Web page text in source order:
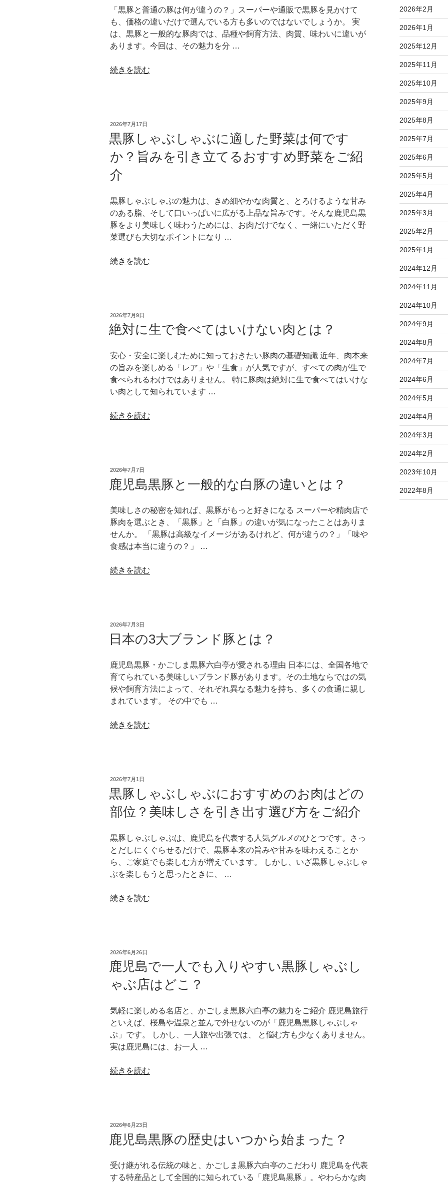
名
物
と
黒
し
ゃ
ぶ
の
魅
力”
の
危
な
い？
安
全
に
美
食
べ
た
め
ポ
イ
ン
ト
ご
「黒豚と普通の豚は何が違うの？」スーパーや通販で黒豚を見かけて
も、価格の違いだけで選んでいる方も多いのではないでしょうか。 実
は、黒豚と一般的な豚肉では、品種や飼育方法、肉質、味わいに違いが
あります。今回は、その魅力を分 …
“黒
の
違
い
は
で
す
か？
味・
質・
わ
か
や
す
く
解
の
続きを読む
投
稿
日:
2026年7月17日
黒豚しゃぶしゃぶに適した野菜は何です
か？旨みを引き立てるおすすめ野菜をご紹
介
黒豚しゃぶしゃぶの魅力は、きめ細やかな肉質と、とろけるような甘み
のある脂、そして口いっぱいに広がる上品な旨みです。そんな鹿児島黒
豚をより美味しく味わうためには、お肉だけでなく、一緒にいただく野
菜選びも大切なポイントになり …
“黒
ゃ
に
適
し
た
菜
か？
旨
を
引
き
立
る
め
野
菜
ご
紹
介”
の
続きを読む
投
稿
日:
2026年7月9日
絶対に生で食べてはいけない肉とは？
安心・安全に楽しむために知っておきたい豚肉の基礎知識 近年、肉本来
の旨みを楽しめる「レア」や「生食」が人気ですが、すべての肉が生で
食べられるわけではありません。 特に豚肉は絶対に生で食べてはいけな
い肉として知られています …
“絶
べ
は
い
け
な
肉
続きを読む
投
日:
2026年7月7日
鹿児島黒豚と一般的な白豚の違いとは？
美味しさの秘密を知れば、黒豚がもっと好きになる スーパーや精肉店で
豚肉を選ぶとき、「黒豚」と「白豚」の違いが気になったことはありま
せんか。 「黒豚は高級なイメージがあるけれど、何が違うの？」「味や
食感は本当に違うの？」 …
“鹿
一
的
な
白
豚
違
続きを読む
投
日:
2026年7月3日
日本の3大ブランド豚とは？
鹿児島黒豚・かごしま黒豚六白亭が愛される理由 日本には、全国各地で
育てられている美味しいブランド豚があります。その土地ならではの気
候や飼育方法によって、それぞれ異なる魅力を持ち、多くの食通に親し
まれています。 その中でも …
“日
ラ
ン
ド
豚
と
は？”
の
続きを読む
投
稿
日:
2026年7月1日
黒豚しゃぶしゃぶにおすすめのお肉はどの
部位？美味しさを引き出す選び方をご紹介
黒豚しゃぶしゃぶは、鹿児島を代表する人気グルメのひとつです。さっ
とだしにくぐらせるだけで、黒豚本来の旨みや甘みを味わえることか
ら、ご家庭でも楽しむ方が増えています。 しかし、いざ黒豚しゃぶしゃ
ぶを楽しもうと思ったときに、 …
“黒
ゃ
ぶ
お
す
め
お
肉
部
位？
味
し
続きを読む
投
稿
日:
2026年6月26日
鹿児島で一人でも入りやすい黒豚しゃぶし
ゃぶ店はどこ？
気軽に楽しめる名店と、かごしま黒豚六白亭の魅力をご紹介 鹿児島旅行
といえば、桜島や温泉と並んで外せないのが「鹿児島黒豚しゃぶしゃ
ぶ」です。 しかし、一人旅や出張では、 と悩む方も少なくありません。
実は鹿児島には、お一人 …
“鹿
で
入
り
続きを読む
投
日:
2026年6月23日
鹿児島黒豚の歴史はいつから始まった？
受け継がれる伝統の味と、かごしま黒豚六白亭のこだわり 鹿児島を代表
する特産品として全国的に知られている「鹿児島黒豚」。やわらかな肉
2026年2月
2026年1月
2025年12月
2025年11月
2025年10月
2025年9月
2025年8月
2025年7月
2025年6月
2025年5月
2025年4月
2025年3月
2025年2月
2025年1月
2024年12月
2024年11月
2024年10月
2024年9月
2024年8月
2024年7月
2024年6月
2024年5月
2024年4月
2024年3月
2024年2月
2023年10月
2022年8月